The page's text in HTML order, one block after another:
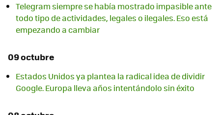
Telegram siempre se había mostrado impasible ante
todo tipo de actividades, legales o ilegales. Eso está
empezando a cambiar
09 octubre
Estados Unidos ya plantea la radical idea de dividir
Google. Europa lleva años intentándolo sin éxito